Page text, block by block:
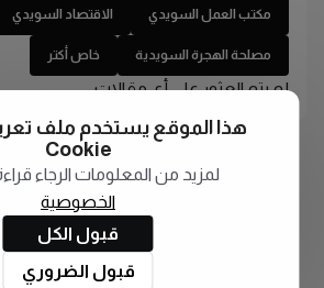
مكتب العمل السويدي الاقتصاد السويدي
مصلحة الهجرة السويدية خاص أكتر
لم يتم العثور على أي مقالات
هذا الموقع يستخدم ملف
Cookie
لمزيد من المعلومات الرجاء
الخصوصية
قبول الكل
قبول الضروري